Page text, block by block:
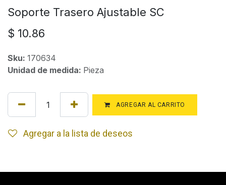
Soporte Trasero Ajustable SC
$ 10.86
Sku: 170634
Unidad de medida: Pieza
AGREGAR AL CARRITO
Agregar a la lista de deseos